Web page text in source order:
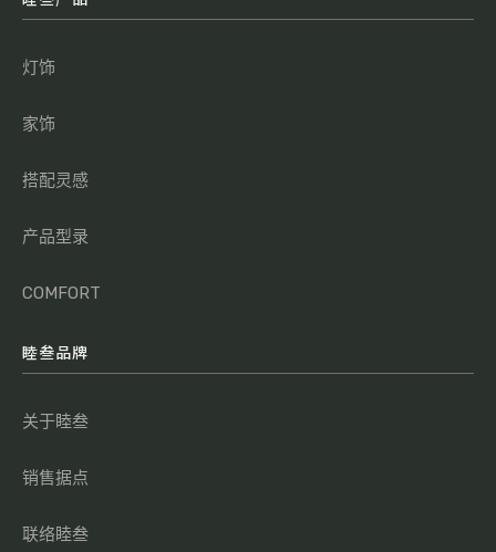
灯饰
家饰
搭配灵感
产品型录
COMFORT
睦叁品牌
关于睦叁
销售据点
联络睦叁